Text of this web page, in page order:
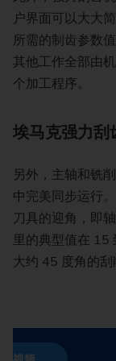
户界面可以大大
所需的制齿参数
其他工作全部由
个加工程序。
埃马克强力刮
另外，主轴和铣
中完美同步运行
刀具的迎角，即
里的典型值在 15
大约 45 度角的刮
时，您的个人数据（例